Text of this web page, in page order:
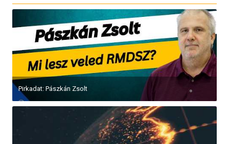
Pirkadat: Pászkán Zsolt